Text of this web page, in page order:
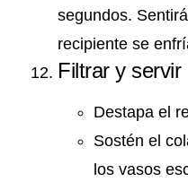
segundos.
recipiente se
Filtrar y servir
Destapa el
Sostén el
los vasos